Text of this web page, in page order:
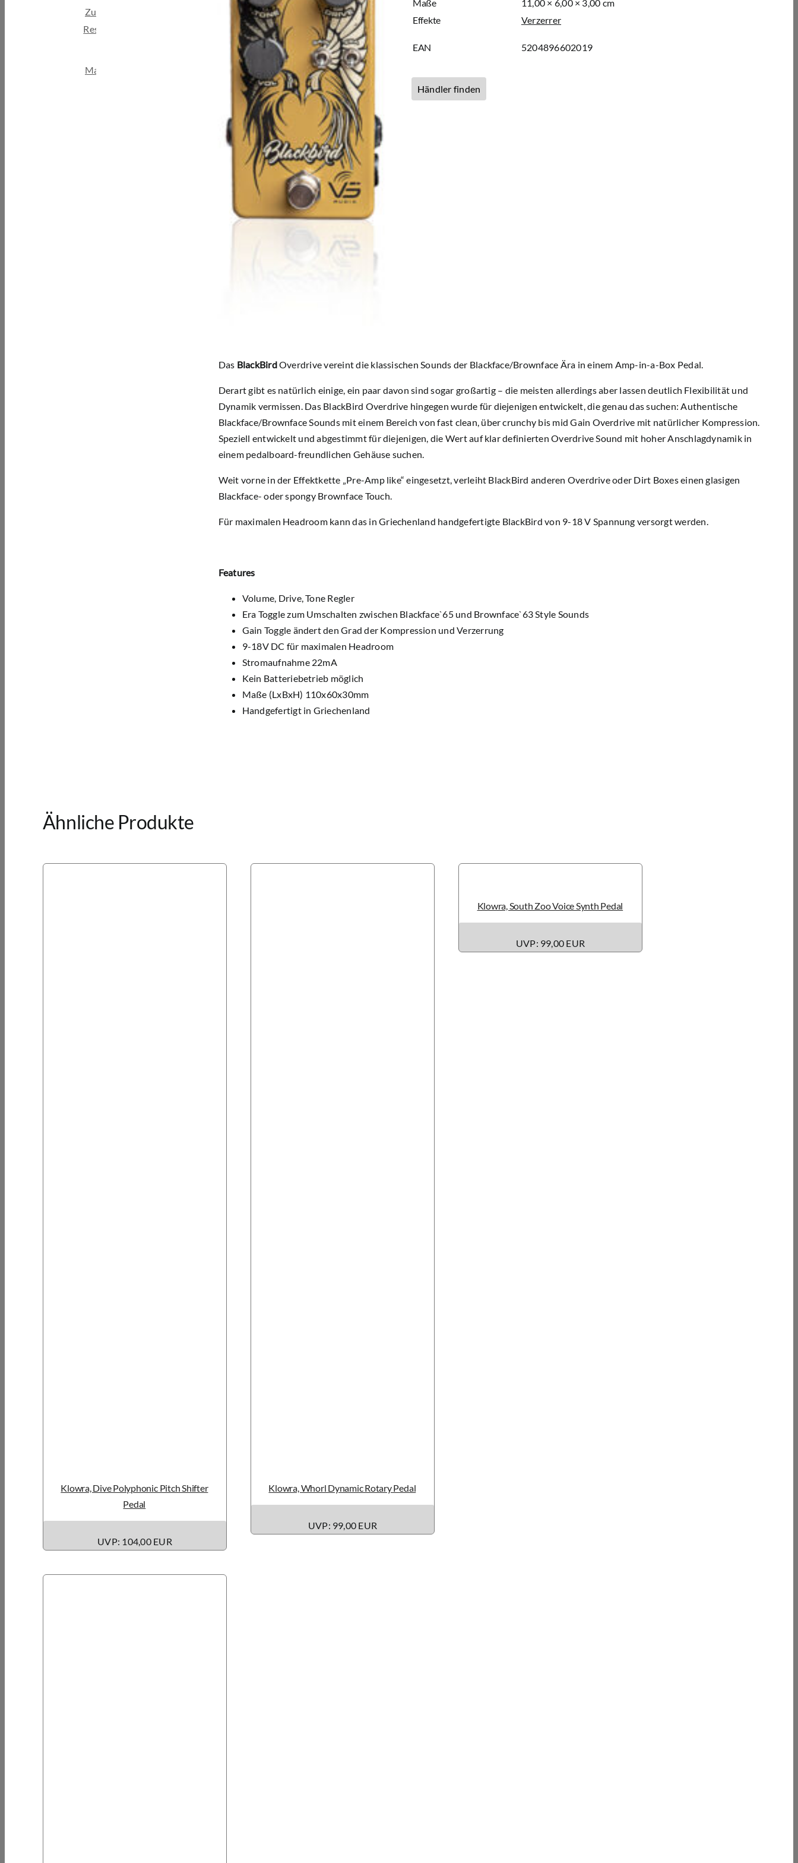
Zubehör
Restposten & B-Ware
Marken
Maße
11,00 × 6,00 × 3,00 cm
Effekte
Verzerrer
EAN 5204896602019
Händler finden
Das BlackBirdOverdrive vereint die klassischen Sounds der Blackface/Brownface Ära in einem Amp-in-a-Box Pedal.
Derart gibt es natürlich einige, ein paar davon sind sogar großartig – die meisten allerdings aber lassen deutlich Flexibilität und
Dynamik vermissen. Das BlackBird Overdrive hingegen wurde für diejenigen entwickelt, die genau das suchen: Authentische
Blackface/Brownface Sounds mit einem Bereich von fast clean, über crunchy bis mid Gain Overdrive mit natürlicher Kompression.
Speziell entwickelt und abgestimmt für diejenigen, die Wert auf klar definierten Overdrive Sound mit hoher Anschlagdynamik in
einem pedalboard-freundlichen Gehäuse suchen.
Weit vorne in der Effektkette „Pre-Amp like“ eingesetzt, verleiht BlackBird anderen Overdrive oder Dirt Boxes einen glasigen
Blackface- oder spongy Brownface Touch.
Für maximalen Headroom kann das in Griechenland handgefertigte BlackBird von 9-18 V Spannung versorgt werden.
Features
Volume, Drive, Tone Regler
Era Toggle zum Umschalten zwischen Blackface`65 und Brownface`63 Style Sounds
Gain Toggle ändert den Grad der Kompression und Verzerrung
9-18V DC für maximalen Headroom
Stromaufnahme 22mA
Kein Batteriebetrieb möglich
Maße (LxBxH) 110x60x30mm
Handgefertigt in Griechenland
Ähnliche Produkte
Klowra, Dive Polyphonic Pitch Shifter
Pedal
UVP: 104,00 EUR
Klowra, Whorl Dynamic Rotary Pedal
UVP: 99,00 EUR
Klowra, South Zoo Voice Synth Pedal
UVP: 99,00 EUR